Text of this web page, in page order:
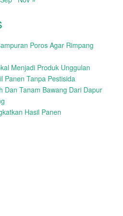
Poros Agar Rimpang
Menjadi Produk Unggulan
Panen Tanpa Pestisida
Dan Tanam Bawang Dari Dapur
Hasil Panen